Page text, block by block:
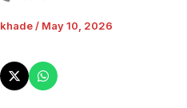
/ May 10, 2026